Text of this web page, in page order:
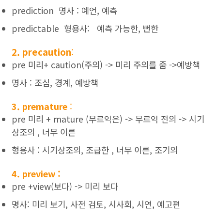
prediction 명사 : 예언, 예측
predictable 형용사: 예측 가능한, 뻔한
2. precaution:
pre 미리+ caution(주의) -> 미리 주의를 줌 ->예방책
명사 : 조심, 경계, 예방책
3. premature :
pre 미리 + mature (무르익은) -> 무르익 전의 -> 시기
상조의 , 너무 이른
형용사 : 시기상조의, 조급한 , 너무 이른, 조기의
4. preview :
pre +view(보다) -> 미리 보다
명사: 미리 보기, 사전 검토, 시사회, 시연, 예고편